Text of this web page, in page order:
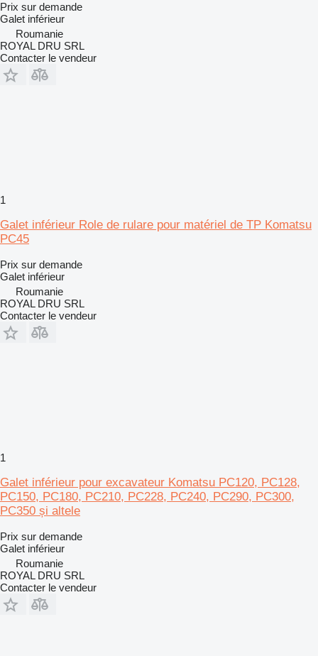
Prix sur demande
Galet inférieur
Roumanie
ROYAL DRU SRL
Contacter le vendeur
1
Galet inférieur Role de rulare pour matériel de TP Komatsu
PC45
Prix sur demande
Galet inférieur
Roumanie
ROYAL DRU SRL
Contacter le vendeur
1
Galet inférieur pour excavateur Komatsu PC120, PC128,
PC150, PC180, PC210, PC228, PC240, PC290, PC300,
PC350 și altele
Prix sur demande
Galet inférieur
Roumanie
ROYAL DRU SRL
Contacter le vendeur